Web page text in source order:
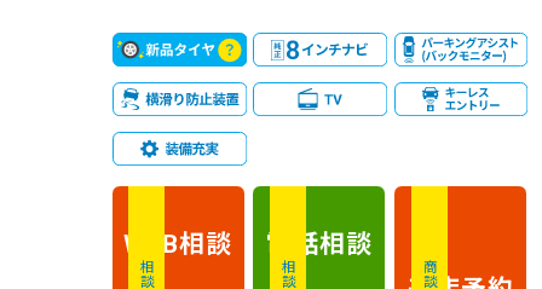
WEB相談 電話相談